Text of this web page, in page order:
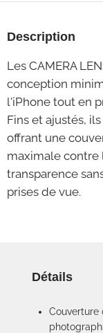
Description
Les CAMERA
conception
l'iPhone tout en
Fins et ajustés,
offrant une
maximale contre
transparence
prises de vue.
Détails